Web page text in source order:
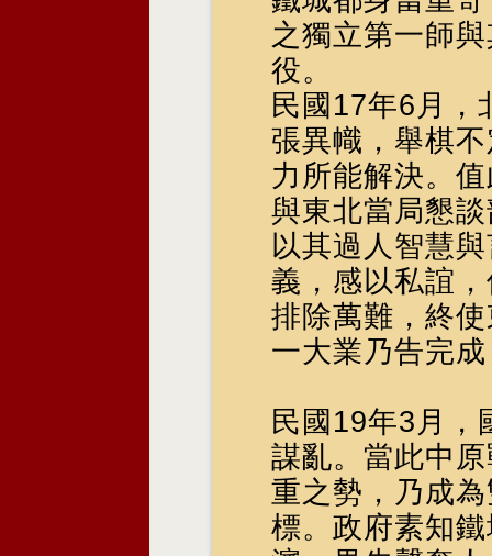
之獨立第一師
役。
民國17年6月，
張異幟，舉棋
力所能解決。
與東北當局懇
以其過人智慧
義，感以私誼
排除萬難，終
一大業乃告完
民國19年3月，
謀亂。當此中
重之勢，乃成
標。政府素知